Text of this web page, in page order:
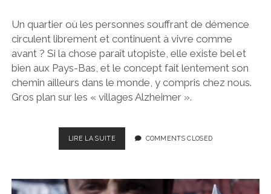
Un quartier où les personnes souffrant de démence
circulent librement et continuent à vivre comme
avant ? Si la chose paraît utopiste, elle existe bel et
bien aux Pays-Bas, et le concept fait lentement son
chemin ailleurs dans le monde, y compris chez nous.
Gros plan sur les « villages Alzheimer ».
LIRE LA SUITEARCHITECTURE
THÉRAPEUTIQUE
MÉMOIRE
COMMENTS CLOSED